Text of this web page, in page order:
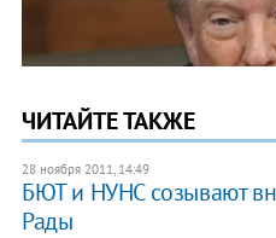
ЧИТАЙТЕ ТАКЖЕ
28 ноября 2011, 14:49
БЮТ и НУНС созывают
Рады